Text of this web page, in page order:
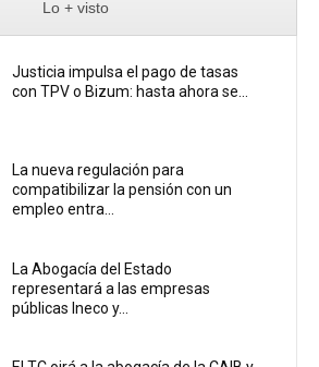
Lo + visto
Justicia impulsa el pago de tasas
con TPV o Bizum: hasta ahora se...
La nueva regulación para
compatibilizar la pensión con un
empleo entra...
La Abogacía del Estado
representará a las empresas
públicas Ineco y...